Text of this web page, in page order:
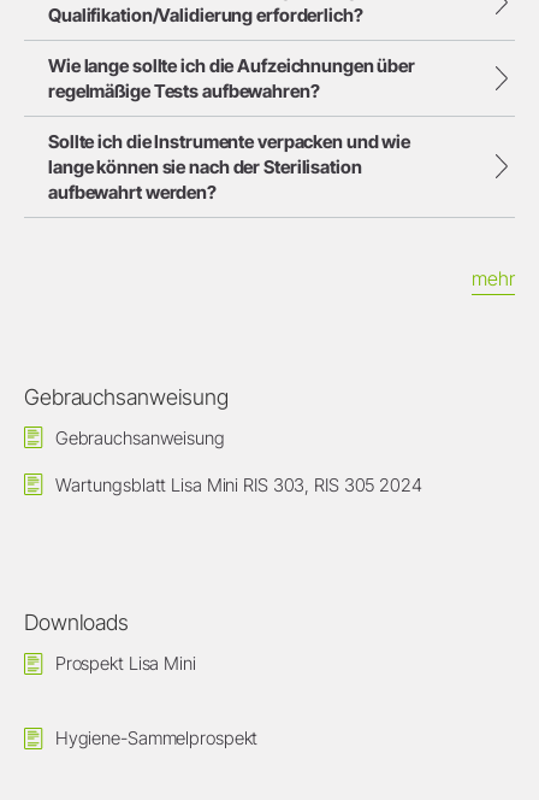
Qualifikation/Validierung erforderlich?
Wie lange sollte ich die Aufzeichnungen über
regelmäßige Tests aufbewahren?
Sollte ich die Instrumente verpacken und wie
lange können sie nach der Sterilisation
aufbewahrt werden?
mehr
Gebrauchsanweisung
Gebrauchsanweisung
Wartungsblatt Lisa Mini RIS 303, RIS 305 2024
Downloads
Prospekt Lisa Mini
Hygiene-Sammelprospekt